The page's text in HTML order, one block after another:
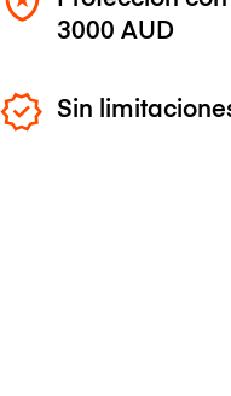
3000 AUD
Sin